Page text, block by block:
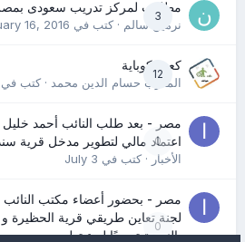
3
مطلوب لمركز تدريب سعودى بمصر
نرمين سالم· كتب في 16, 2016
12
كعب كوباية
المدرب حسام الدين محمد· كتب في
0
مصر - بعد طلب النائب أحمد خليل
اعتماد مالي لتطوير مدخل قرية
الأخبار· كتب في July 3
0
مصر - بحضور أعضاء مكتب النائب
لجنة تعاين طريقي قرية الحظيرة و
بالنهضة تمهيدًا لبدء تطويره